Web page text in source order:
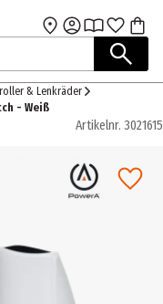
& Lenkräder
- Weiß
Artikelnr. 3021615